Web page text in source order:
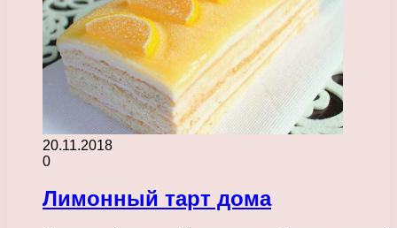
20.11.2018
0
Лимонный тарт дома